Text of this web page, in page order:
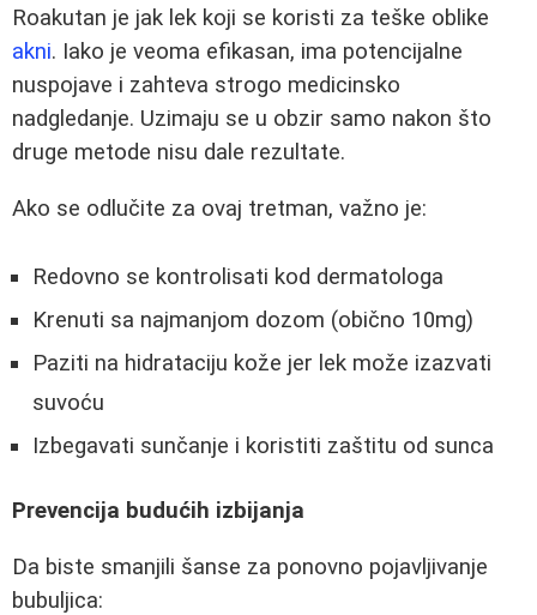
Roakutan je jak lek koji se koristi za teške oblike
akni. Iako je veoma efikasan, ima potencijalne
nuspojave i zahteva strogo medicinsko
nadgledanje. Uzimaju se u obzir samo nakon što
druge metode nisu dale rezultate.
Ako se odlučite za ovaj tretman, važno je:
Redovno se kontrolisati kod dermatologa
Krenuti sa najmanjom dozom (obično 10mg)
Paziti na hidrataciju kože jer lek može izazvati
suvoću
Izbegavati sunčanje i koristiti zaštitu od sunca
Prevencija budućih izbijanja
Da biste smanjili šanse za ponovno pojavljivanje
bubuljica: